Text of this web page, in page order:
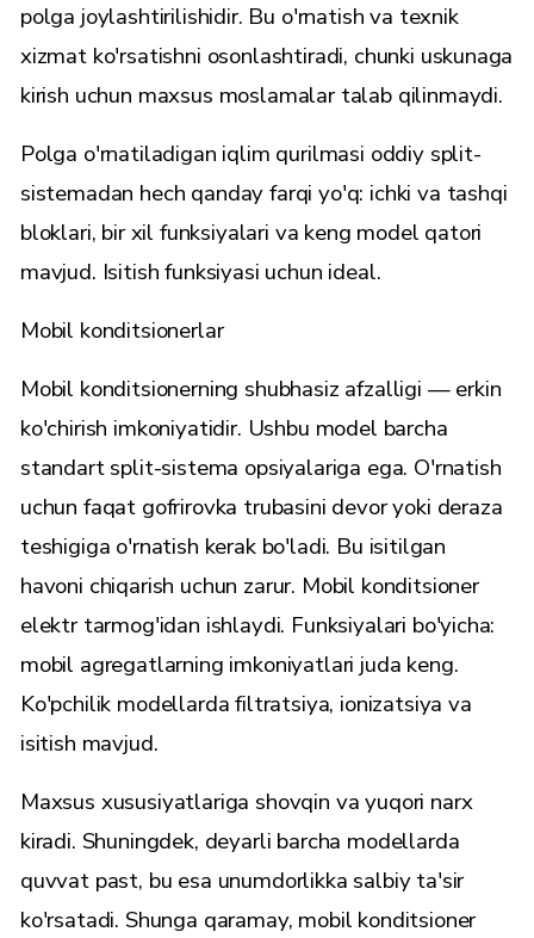
polga joylashtirilishidir. Bu o'rnatish va texnik
xizmat ko'rsatishni osonlashtiradi, chunki uskunaga
kirish uchun maxsus moslamalar talab qilinmaydi.
Polga o'rnatiladigan iqlim qurilmasi oddiy split-
sistemadan hech qanday farqi yo'q: ichki va tashqi
bloklari, bir xil funksiyalari va keng model qatori
mavjud. Isitish funksiyasi uchun ideal.
Mobil konditsionerlar
Mobil konditsionerning shubhasiz afzalligi — erkin
ko'chirish imkoniyatidir. Ushbu model barcha
standart split-sistema opsiyalariga ega. O'rnatish
uchun faqat gofrirovka trubasini devor yoki deraza
teshigiga o'rnatish kerak bo'ladi. Bu isitilgan
havoni chiqarish uchun zarur. Mobil konditsioner
elektr tarmog'idan ishlaydi. Funksiyalari bo'yicha:
mobil agregatlarning imkoniyatlari juda keng.
Ko'pchilik modellarda filtratsiya, ionizatsiya va
isitish mavjud.
Maxsus xususiyatlariga shovqin va yuqori narx
kiradi. Shuningdek, deyarli barcha modellarda
quvvat past, bu esa unumdorlikka salbiy ta'sir
ko'rsatadi. Shunga qaramay, mobil konditsioner